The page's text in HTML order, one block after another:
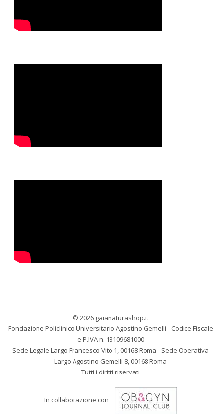
© 2026 gaianaturashop.it
Fondazione Policlinico Universitario Agostino Gemelli - Codice Fiscale
e P.IVA n. 13109681000
Sede Legale Largo Francesco Vito 1, 00168 Roma - Sede Operativa
Largo Agostino Gemelli 8, 00168 Roma
Tutti i diritti riservati
In collaborazione con